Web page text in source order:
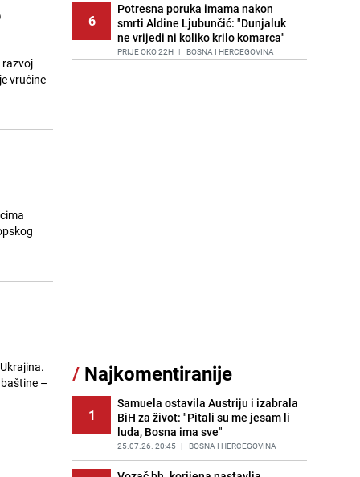
vrućine
–
6
Potresna poruka imama nakon
smrti Aldine Ljubunčić: "Dunjaluk
ne vrijedi ni koliko krilo komarca"
PRIJE OKO 22H | BOSNA I HERCEGOVINA
11
Recept za brze uštipke: Ne upijaju
ulje i gotovi su za 30 minuta
PRIJE OKO 11H | RECEPTI
Gosti iz Njemačke napravili požar u
apartmanu u Istri, vlasniku se
smijali i pokazivali srednji prst
/ Najkomentiranije
1
Samuela ostavila Austriju i izabrala
BiH za život: "Pitali su me jesam li
luda, Bosna ima sve"
25.07.26. 20:45 | BOSNA I HERCEGOVINA